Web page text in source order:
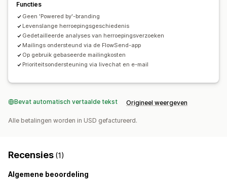
Functies
Geen 'Powered by'-branding
Levenslange herroepingsgeschiedenis
Gedetailleerde analyses van herroepingsverzoeken
Mailings ondersteund via de FlowSend-app
Op gebruik gebaseerde mailingkosten
Prioriteitsondersteuning via livechat en e-mail
Bevat automatisch vertaalde tekst Origineel weergeven
Alle betalingen worden in USD gefactureerd.
Recensies (1)
Algemene beoordeling